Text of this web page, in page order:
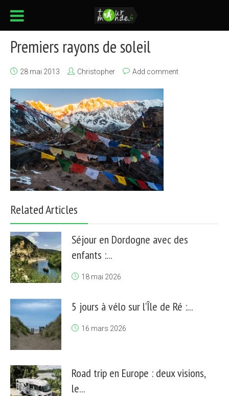
Premiers rayons de soleil
28 mai 2013 Christopher Add comment
Related Articles
Séjour en Dordogne avec des
enfants :...
18 mai 2026
5 jours à vélo sur l’Île de Ré :...
16 mars 2026
Road trip en Europe : deux visions,
le...